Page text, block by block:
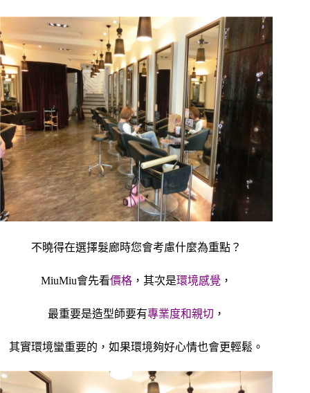
不曉得在選擇髮廊時您會考慮什麼為重點？
MiuMiu會先看價格 ，其次是環境感覺 ，
最重要是造型師要有專業度和親切 ，
其實環境蠻重要的，如果環境夠好心情也會更輕鬆。